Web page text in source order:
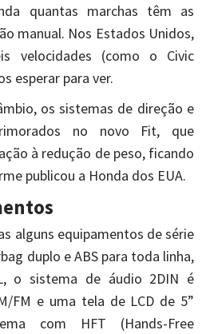
quantas marchas têm as
manual. Nos Estados Unidos,
velocidades (como o Civic
esperar para ver.
os sistemas de direção e
no novo Fit, que
à redução de peso, ficando
publicou a Honda dos EUA.
alguns equipamentos de série
duplo e ABS para toda linha,
o sistema de áudio 2DIN é
FM e uma tela de LCD de 5”
com HFT (Hands-Free